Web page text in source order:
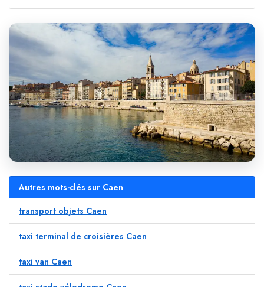
Autres mots-clés sur Caen
transport objets Caen
taxi terminal de croisières Caen
taxi van Caen